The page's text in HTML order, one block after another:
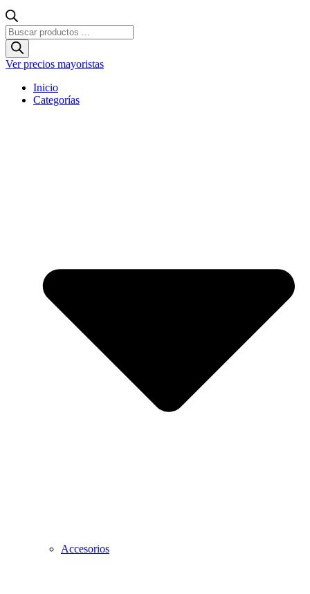
Búsqueda
de
productos
Ver precios mayoristas
Inicio
Categorías
Accesorios